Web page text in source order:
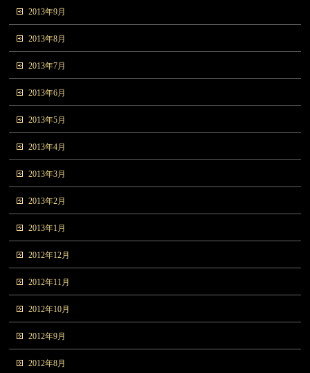
2013年9月
2013年8月
2013年7月
2013年6月
2013年5月
2013年4月
2013年3月
2013年2月
2013年1月
2012年12月
2012年11月
2012年10月
2012年9月
2012年8月